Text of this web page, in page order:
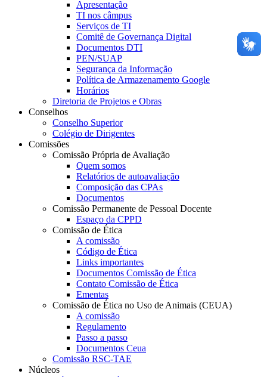
Apresentação
TI nos câmpus
Serviços de TI
Comitê de Governança Digital
Documentos DTI
PEN/SUAP
Segurança da Informação
Política de Armazenamento Google
Horários
Diretoria de Projetos e Obras
Conselhos
Conselho Superior
Colégio de Dirigentes
Comissões
Comissão Própria de Avaliação
Quem somos
Relatórios de autoavaliação
Composição das CPAs
Documentos
Comissão Permanente de Pessoal Docente
Espaço da CPPD
Comissão de Ética
A comissão
Código de Ética
Links importantes
Documentos Comissão de Ética
Contato Comissão de Ética
Ementas
Comissão de Ética no Uso de Animais (CEUA)
A comissão
Regulamento
Passo a passo
Documentos Ceua
Comissão RSC-TAE
Núcleos